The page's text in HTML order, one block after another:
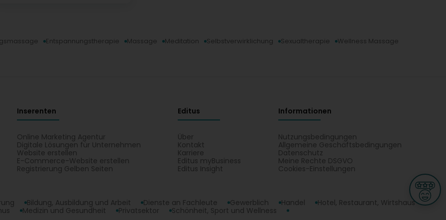
Entspannungstherapie Massage Meditation Selbstverwirklichung Sexualtherapie Wellness Massage
Inserenten
Online Marketing Agentur
Digitale Lösungen für Unternehmen
Website erstellen
E-Commerce-Website erstellen
Registrierung Gelben Seiten
Editus
Über
Kontakt
Karriere
Editus myBusiness
Editus Insight
Informationen
Nutzungsbedingungen
Allgemeine Geschäftsbedingungen
Datenschutz
Meine Rechte DSGVO
Cookies-Einstellungen
Bildung, Ausbildung und Arbeit Dienste an Fachleute Gewerblich Handel
Hotel, Restaurant, Wirtshaus
Medizin und Gesundheit Privatsektor Schönheit, Sport und Wellness